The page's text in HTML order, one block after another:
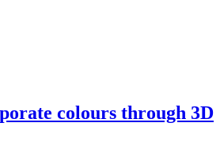
colours through 3D